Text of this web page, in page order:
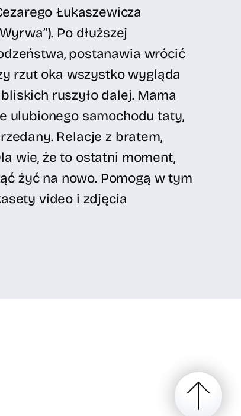
Łukaszewicza
Po dłuższej
postanawia wrócić
rzut oka wszystko wygląda
ruszyło dalej. Mama
ulubionego samochodu taty,
Relacje z bratem,
wie, że to ostatni moment,
żyć na nowo. Pomogą w tym
video i zdjęcia